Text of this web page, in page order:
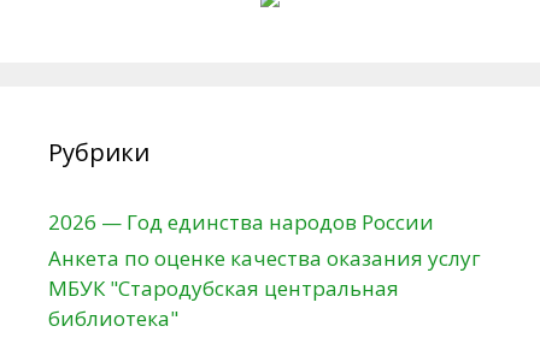
Рубрики
2026 — Год единства народов России
Анкета по оценке качества оказания услуг
МБУК "Стародубская центральная
библиотека"